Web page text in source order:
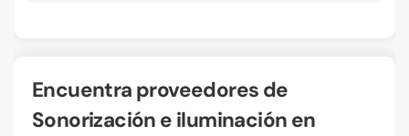
Encuentra proveedores de
Sonorización e iluminación en